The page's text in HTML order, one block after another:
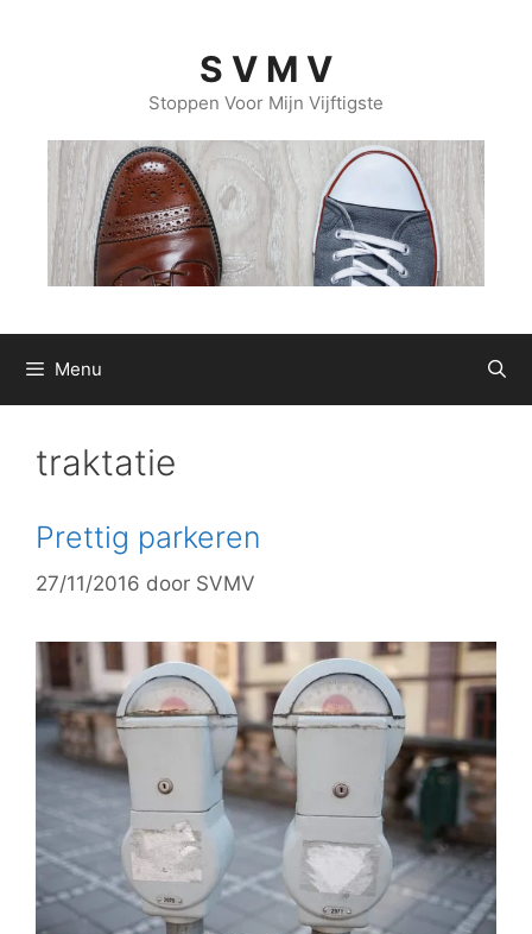
S V M V
Stoppen Voor Mijn Vijftigste
Menu
traktatie
Prettig parkeren
27/11/2016 door SVMV